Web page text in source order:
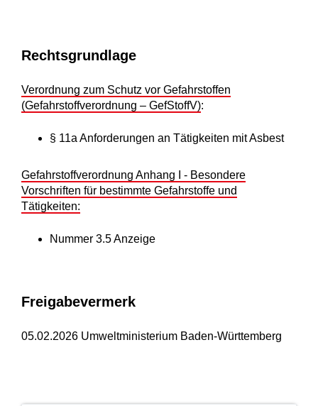
Rechtsgrundlage
Verordnung zum Schutz vor Gefahrstoffen
(Gefahrstoffverordnung – GefStoffV):
§ 11a Anforderungen an Tätigkeiten mit Asbest
Gefahrstoffverordnung Anhang I - Besondere
Vorschriften für bestimmte Gefahrstoffe und
Tätigkeiten:
Nummer 3.5 Anzeige
Freigabevermerk
05.02.2026 Umweltministerium Baden-Württemberg